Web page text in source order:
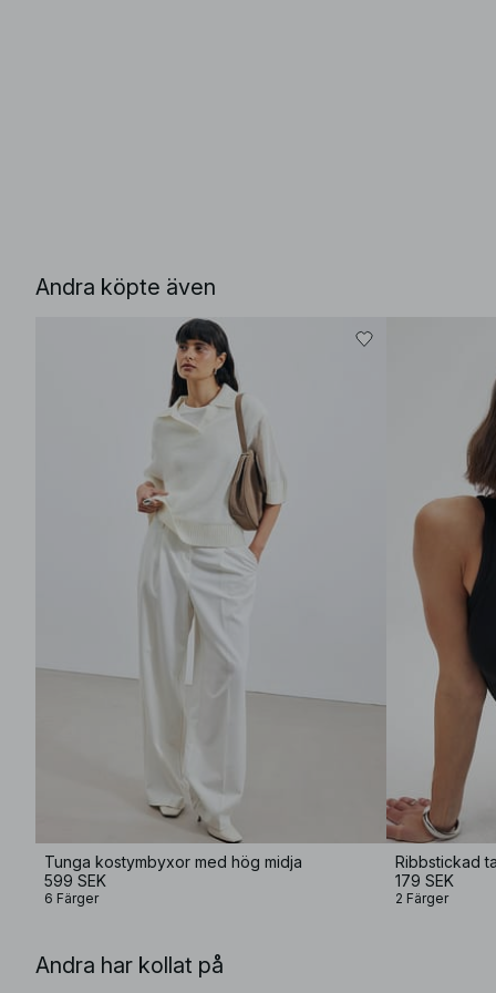
Andra köpte även
Tunga kostymbyxor med hög midja
599 SEK
6 Färger
Ribbstickad
179 SEK
2 Färger
Andra har kollat på